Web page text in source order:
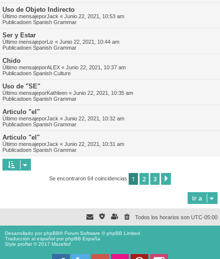
Uso de Objeto Indirecto
Último mensajeporJack « Junio 22, 2021, 10:53 am
Publicadoen Spanish Grammar
Ser y Estar
Último mensajeporLiz « Junio 22, 2021, 10:44 am
Publicadoen Spanish Grammar
Chido
Último mensajeporALEX « Junio 22, 2021, 10:37 am
Publicadoen Spanish Culture
Uso de "SE"
Último mensajeporKathleen « Junio 22, 2021, 10:35 am
Publicadoen Spanish Grammar
Articulo "el"
Último mensajeporJack « Junio 22, 2021, 10:32 am
Publicadoen Spanish Grammar
Articulo "el"
Último mensajeporJack « Junio 22, 2021, 10:31 am
Publicadoen Spanish Grammar
Se encontraron 64 coincidencias 1 2 3
Ir a
Todos los horarios son UTC-05:00
Desarrollado porphpBB® Forum Software © phpBB Limited
Traducción al español porphpBB España
Style proflat © 2017 Mazeltof